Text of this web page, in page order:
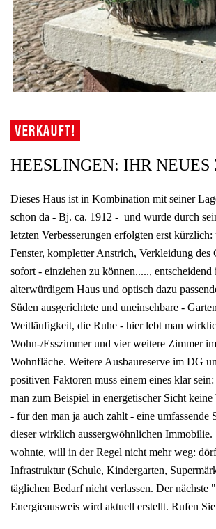
HEESLINGEN: IHR
Dieses Haus ist in Kombination mit seiner
schon da - Bj. ca. 1912 - und wurde durch
letzten Verbesserungen erfolgten erst
Fenster, kompletter Anstrich, Verkleidung
sofort - einziehen zu können.....,
alterwürdigem Haus und optisch dazu
Süden ausgerichtete und uneinsehbare -
Weitläufigkeit, die Ruhe - hier lebt man
Wohn-/Esszimmer und vier weitere Zimmer
Wohnfläche. Weitere Ausbaureserve im DG
positiven Faktoren muss einem eines klar
man zum Beispiel in energetischer Sicht
- für den man ja auch zahlt - eine
dieser wirklich aussergwöhnlichen
wohnte, will in der Regel nicht mehr weg:
Infrastruktur (Schule, Kindergarten,
täglichen Bedarf nicht verlassen. Der
Energieausweis wird aktuell erstellt. Rufen